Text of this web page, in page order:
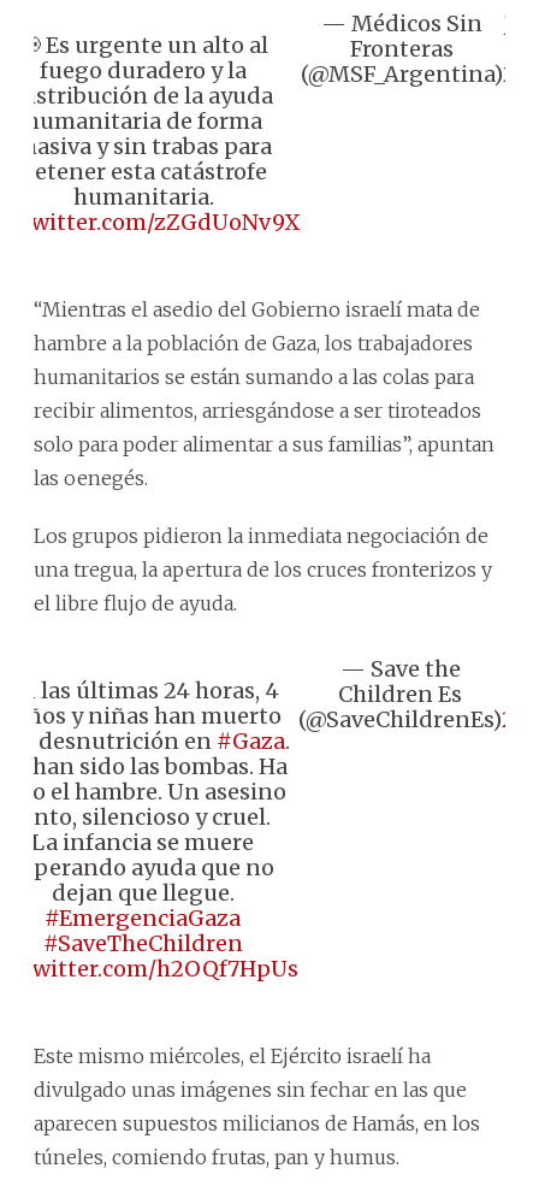
📢 Es urgente un alto al
fuego duradero y la
distribución de la ayuda
humanitaria de forma
masiva y sin trabas para
detener esta catástrofe
humanitaria.
zZGdUoNv9X
— Médicos Sin
Fronteras
(@MSF_Argentina)
“Mientras el asedio del Gobierno israelí mata de
hambre a la población de Gaza, los trabajadores
humanitarios se están sumando a las colas para
recibir alimentos, arriesgándose a ser tiroteados
solo para poder alimentar a sus familias”, apuntan
las oenegés.
Los grupos pidieron la inmediata negociación de
una tregua, la apertura de los cruces fronterizos y
el libre flujo de ayuda.
En las últimas 24 horas, 4
niños y niñas han muerto
desnutrición en #Gaza.
han sido las bombas. Ha
sido el hambre. Un asesino
lento, silencioso y cruel.
La infancia se muere
esperando ayuda que no
dejan que llegue.
#EmergenciaGaza
#SaveTheChildren
h2OQf7HpUs
— Save the
Children Es
(@SaveChildrenEs)
Este mismo miércoles, el Ejército israelí ha
divulgado unas imágenes sin fechar en las que
aparecen supuestos milicianos de Hamás, en los
túneles, comiendo frutas, pan y humus.